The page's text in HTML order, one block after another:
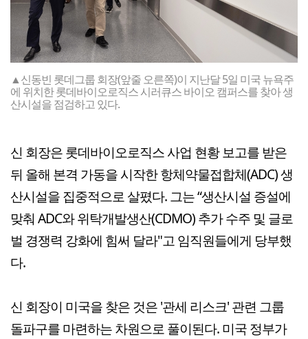
▲신동빈 롯데그룹 회장(앞줄 오른쪽)이 지난달 5일 미국 뉴욕주
에 위치한 롯데바이오로직스 시러큐스 바이오 캠퍼스를 찾아 생
산시설을 점검하고 있다.
신 회장은 롯데바이오로직스 사업 현황 보고를 받은
뒤 올해 본격 가동을 시작한 항체약물접합체(ADC) 생
산시설을 집중적으로 살폈다. 그는 “생산시설 증설에
맞춰 ADC와 위탁개발생산(CDMO) 추가 수주 및 글로
벌 경쟁력 강화에 힘써 달라"고 임직원들에게 당부했
다.
신 회장이 미국을 찾은 것은 '관세 리스크' 관련 그룹
돌파구를 마련하는 차원으로 풀이된다. 미국 정부가